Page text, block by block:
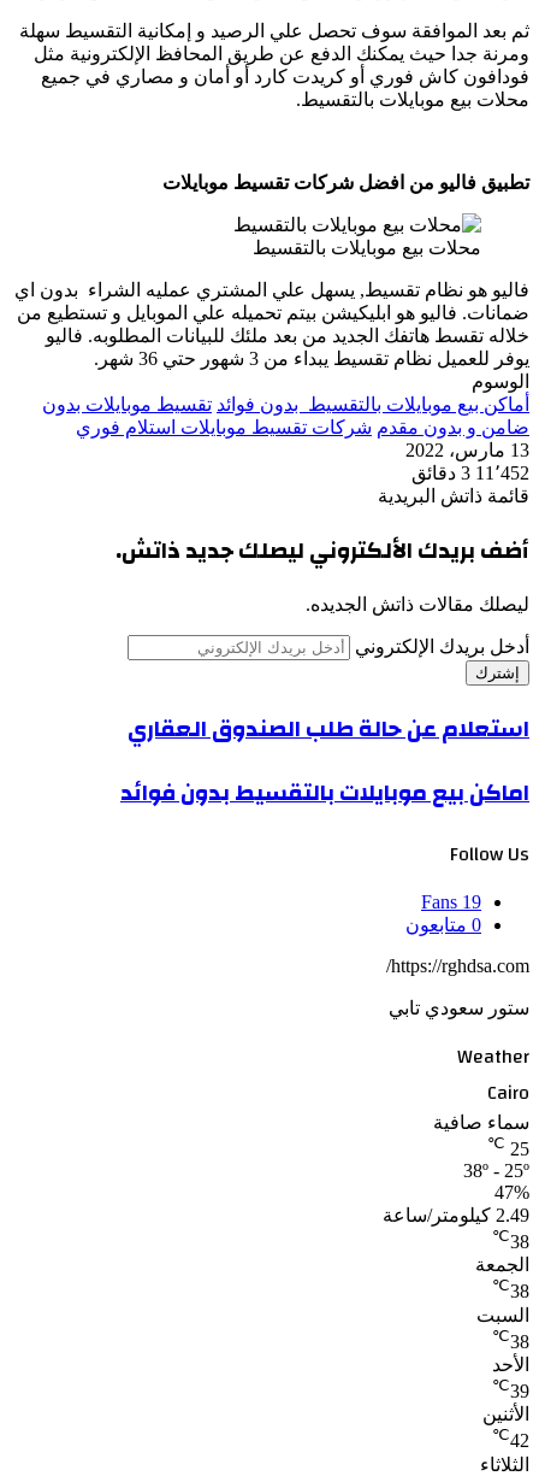
ثم بعد الموافقة سوف تحصل علي الرصيد و إمكانية التقسيط سهلة
ومرنة جدا حيث يمكنك الدفع عن طريق المحافظ الإلكترونية مثل
فودافون كاش فوري أو كريدت كارد أو أمان و مصاري في جميع
محلات بيع موبايلات بالتقسيط.
تطبيق فاليو من افضل شركات تقسيط موبايلات
محلات بيع موبايلات بالتقسيط
فاليو هو نظام تقسيط, يسهل علي المشتري عمليه الشراء بدون اي
ضمانات. فاليو هو ابليكيشن بيتم تحميله علي الموبايل و تستطيع من
خلاله تقسط هاتفك الجديد من بعد ملئك للبيانات المطلوبه. فاليو
يوفر للعميل نظام تقسيط يبداء من 3 شهور حتي 36 شهر.
الوسوم
أماكن بيع موبايلات بالتقسيط بدون فوائد تقسيط موبايلات بدون
ضامن و بدون مقدم شركات تقسيط موبايلات استلام فوري
13 مارس، 2022
11٬452 3 دقائق
قائمة ذاتش البريدية
أضف بريدك الألكتروني ليصلك جديد ذاتش.
ليصلك مقالات ذاتش الجديده.
أدخل بريدك الإلكتروني
استعلام عن حالة طلب الصندوق العقاري
اماكن بيع موبايلات بالتقسيط بدون فوائد
Follow Us
19
Fans
0 متابعون
https://rghdsa.com/
ستور سعودي تابي
Weather
Cairo
سماء صافية
25
℃
38º - 25º
47%
2.49 كيلومتر/ساعة
38
℃
الجمعة
38
℃
السبت
38
℃
الأحد
39
℃
الأثنين
42
℃
الثلاثاء